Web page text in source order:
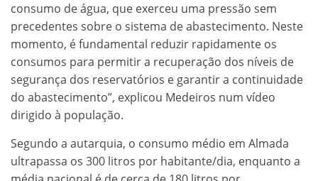
consumo de água, que exerceu uma pressão sem
precedentes sobre o sistema de abastecimento. Neste
momento, é fundamental reduzir rapidamente os
consumos para permitir a recuperação dos níveis de
segurança dos reservatórios e garantir a continuidade
do abastecimento”, explicou Medeiros num vídeo
dirigido à população.
Segundo a autarquia, o consumo médio em Almada
ultrapassa os 300 litros por habitante/dia, enquanto a